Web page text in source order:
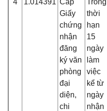
Giấy
chứng
nhận
đăng
ký văn
phòng
đại
diện,
chi
thời
hạn
15
ngày
làm
việc
kể từ
ngày
nhận